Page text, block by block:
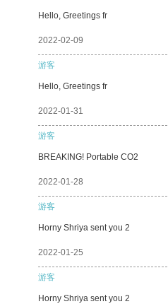
Hello, Greetings fr
2022-02-09
游客
Hello, Greetings fr
2022-01-31
游客
BREAKING! Portable CO2
2022-01-28
游客
Horny Shriya sent you 2
2022-01-25
游客
Horny Shriya sent you 2